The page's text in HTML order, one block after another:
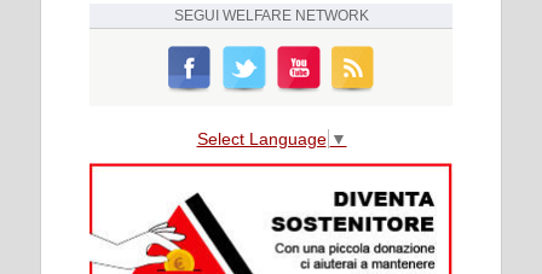
SEGUI WELFARE NETWORK
Select Language ▼